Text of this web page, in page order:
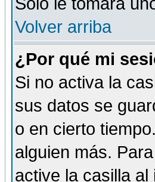
Volver arriba
¿Por qué mi
Si no activa la
sus datos se
o en cierto
alguien más.
active la casilla